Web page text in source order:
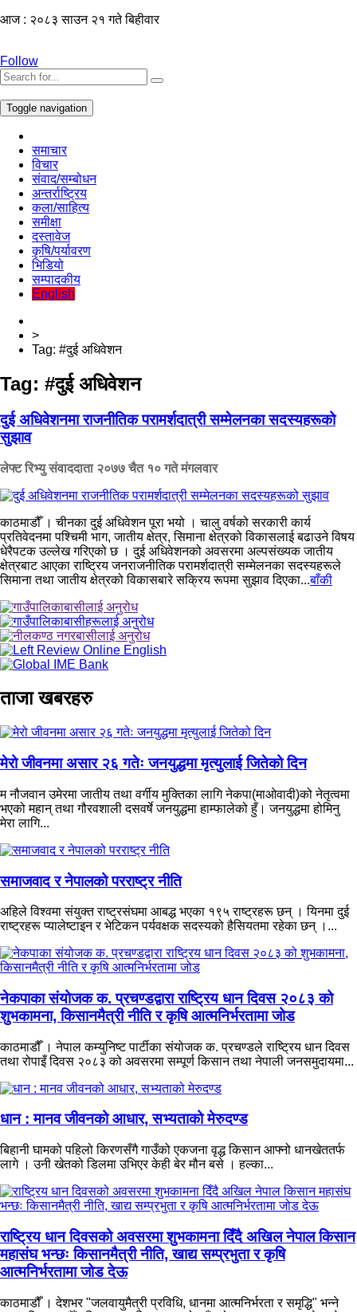
आज : २०८३ साउन २१ गते बिहीवार
Follow
Toggle navigation
समाचार
विचार
संवाद/सम्बोधन
अन्तर्राष्ट्रिय
कला/साहित्य
समीक्षा
दस्तावेज
कृषि/पर्यावरण
भिडियो
सम्पादकीय
English
>
Tag: #दुई अधिवेशन
Tag: #दुई अधिवेशन
दुई अधिवेशनमा राजनीतिक परामर्शदात्री सम्मेलनका सदस्यहरूको
सुझाव
लेफ्ट रिभ्यु संवाददाता २०७७ चैत १० गते मंगलवार
काठमाडौँ । चीनका दुई अधिवेशन पूरा भयो । चालु वर्षको सरकारी कार्य
प्रतिवेदनमा पश्चिमी भाग, जातीय क्षेत्र, सिमाना क्षेत्रको विकासलाई बढाउने विषय
धेरैपटक उल्लेख गरिएको छ । दुई अधिवेशनको अवसरमा अल्पसंख्यक जातीय
क्षेत्रबाट आएका राष्ट्रिय जनराजनीतिक परामर्शदात्री सम्मेलनका सदस्यहरूले
सिमाना तथा जातीय क्षेत्रको विकासबारे सक्रिय रूपमा सुझाव दिएका...बाँकी
ताजा खबरहरु
मेरो जीवनमा असार २६ गतेः जनयुद्धमा मृत्युलाई जितेको दिन
म नौजवान उमेरमा जातीय तथा वर्गीय मुक्तिका लागि नेकपा(माओवादी)को नेतृत्वमा
भएको महान् तथा गौरवशाली दसवर्षे जनयुद्धमा हाम्फालेको हुँ। जनयुद्धमा होमिनु
मेरा लागि...
समाजवाद र नेपालको परराष्ट्र नीति
अहिले विश्वमा संयुक्त राष्ट्रसंघमा आबद्ध भएका १९५ राष्ट्रहरू छन् । यिनमा दुई
राष्ट्रहरू प्यालेष्टाइन र भेटिकन पर्यवक्षक सदस्यको हैसियतमा रहेका छन् ।...
नेकपाका संयोजक क. प्रचण्डद्वारा राष्ट्रिय धान दिवस २०८३ को
शुभकामना, किसानमैत्री नीति र कृषि आत्मनिर्भरतामा जोड
काठमाडौँ । नेपाल कम्युनिष्ट पार्टीका संयोजक क. प्रचण्डले राष्ट्रिय धान दिवस
तथा रोपाइँ दिवस २०८३ को अवसरमा सम्पूर्ण किसान तथा नेपाली जनसमुदायमा...
धान : मानव जीवनको आधार, सभ्यताको मेरुदण्ड
बिहानी घामको पहिलो किरणसँगै गाउँको एकजना वृद्ध किसान आफ्नो धानखेततर्फ
लागे । उनी खेतको डिलमा उभिएर केही बेर मौन बसे । हल्का...
राष्ट्रिय धान दिवसको अवसरमा शुभकामना दिँदै अखिल नेपाल किसान
महासंघ भन्छः किसानमैत्री नीति, खाद्य सम्प्रभुता र कृषि
आत्मनिर्भरतामा जोड देऊ
काठमाडौँ । देशभर "जलवायुमैत्री प्रविधि, धानमा आत्मनिर्भरता र समृद्धि" भन्ने